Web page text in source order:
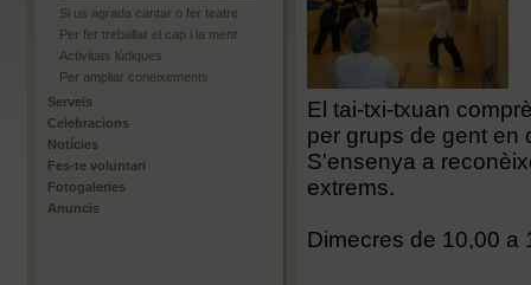
Si us agrada cantar o fer teatre
Per fer treballar el cap i la ment
Activitats lúdiques
Per ampliar coneixements
Serveis
Celebracions
Notícies
Fes-te voluntari
Fotogaleries
Anuncis
El tai-txi-txuan
per grups de gent en
S'ensenya a
extrems.
Dimecres de 10,00 a